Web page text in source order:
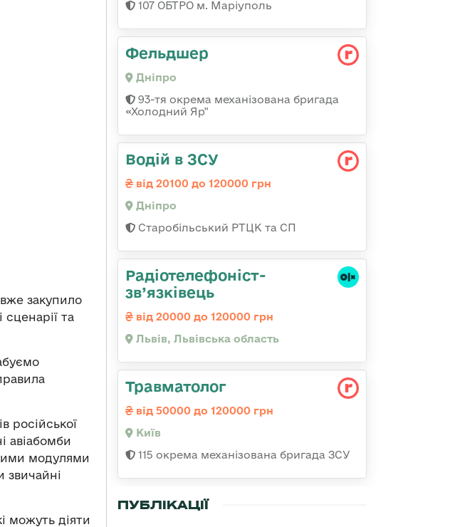
закупило
та
російської
авіабомби
модулями
звичайні
можуть діяти
107 ОБТРО м. Маріуполь
Фельдшер
Дніпро
93-тя окрема механізована бригада
«Холодний Яр"
Водій в ЗСУ
від 20100 до 120000 грн
Дніпро
Старобільський РТЦК та СП
Радіотелефоніст-
зв’язківець
від 20000 до 120000 грн
Львів, Львівська область
Травматолог
від 50000 до 120000 грн
Київ
115 окрема механізована бригада ЗСУ
ПУБЛІКАЦІЇ